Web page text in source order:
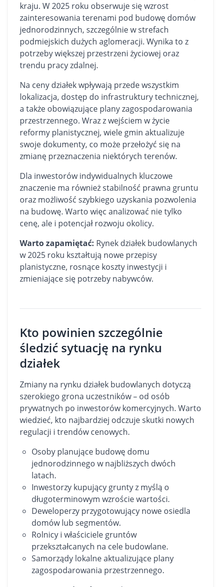
kraju. W 2025 roku obserwuje się wzrost
zainteresowania terenami pod budowę domów
jednorodzinnych, szczególnie w strefach
podmiejskich dużych aglomeracji. Wynika to z
potrzeby większej przestrzeni życiowej oraz
trendu pracy zdalnej.
Na ceny działek wpływają przede wszystkim
lokalizacja, dostęp do infrastruktury technicznej,
a także obowiązujące plany zagospodarowania
przestrzennego. Wraz z wejściem w życie
reformy planistycznej, wiele gmin aktualizuje
swoje dokumenty, co może przełożyć się na
zmianę przeznaczenia niektórych terenów.
Dla inwestorów indywidualnych kluczowe
znaczenie ma również stabilność prawna gruntu
oraz możliwość szybkiego uzyskania pozwolenia
na budowę. Warto więc analizować nie tylko
cenę, ale i potencjał rozwoju okolicy.
Warto zapamiętać: Rynek działek budowlanych
w 2025 roku kształtują nowe przepisy
planistyczne, rosnące koszty inwestycji i
zmieniające się potrzeby nabywców.
Kto powinien szczególnie
śledzić sytuację na rynku
działek
Zmiany na rynku działek budowlanych dotyczą
szerokiego grona uczestników – od osób
prywatnych po inwestorów komercyjnych. Warto
wiedzieć, kto najbardziej odczuje skutki nowych
regulacji i trendów cenowych.
Osoby planujące budowę domu
jednorodzinnego w najbliższych dwóch
latach.
Inwestorzy kupujący grunty z myślą o
długoterminowym wzroście wartości.
Deweloperzy przygotowujący nowe osiedla
domów lub segmentów.
Rolnicy i właściciele gruntów
przekształcanych na cele budowlane.
Samorządy lokalne aktualizujące plany
zagospodarowania przestrzennego.